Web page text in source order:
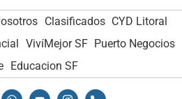
Clasificados CYD Litoral
VivíMejor SF Puerto Negocios
Educacion SF